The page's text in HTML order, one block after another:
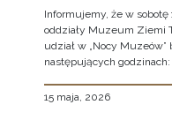
Informujemy, że w sobotę
oddziały Muzeum Ziemi
udział w „Nocy
następujących godzinach:
15 maja, 2026